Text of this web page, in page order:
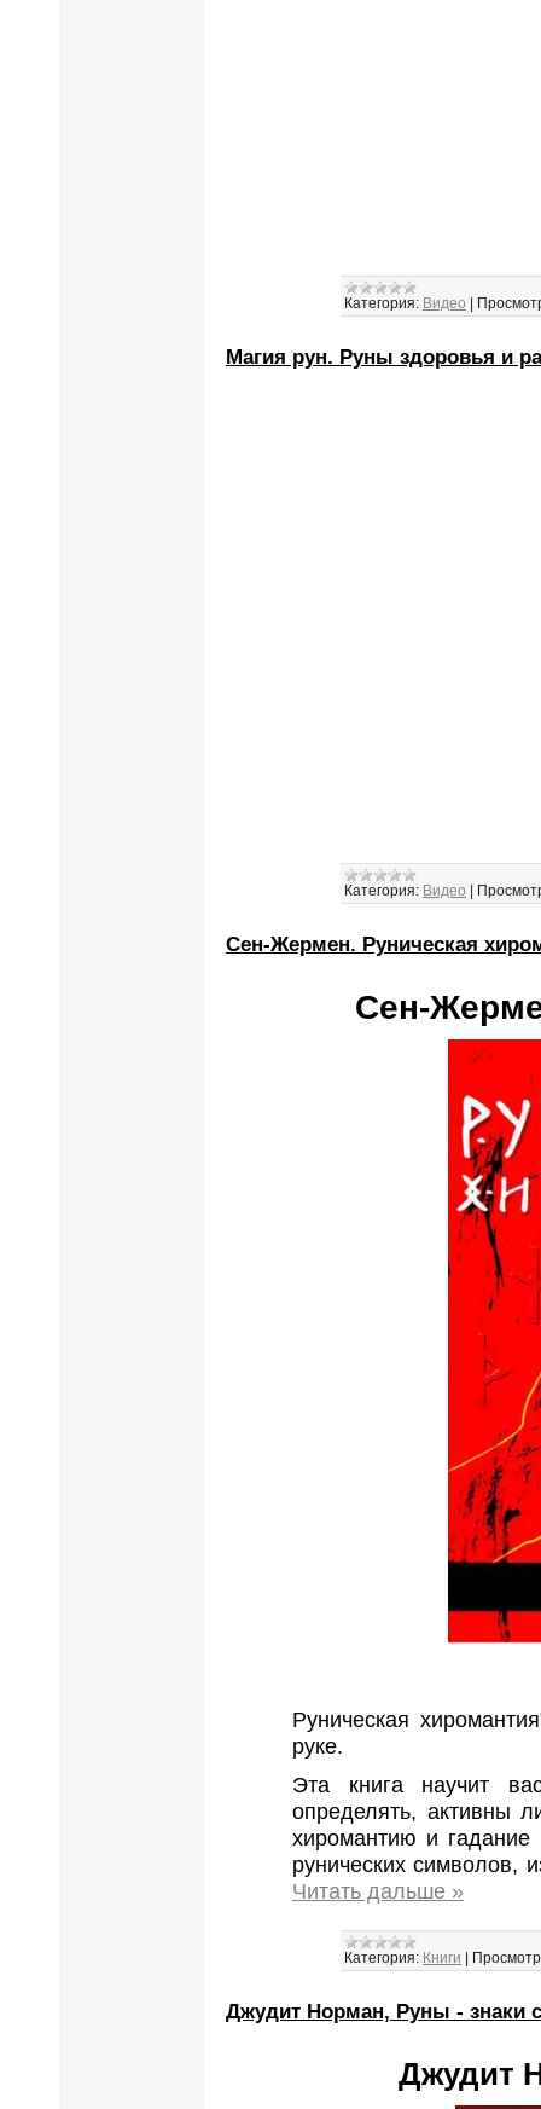
Категория: Видео
Магия рун. Руны здоровья и
Категория: Видео
Сен-Жермен. Руническая
Сен-
Руническая
руке.
Эта книга научит
определять, активны
хиромантию и гадание
рунических символов,
Читать дальше »
Категория: Книги
Джудит Норман, Руны - знаки
Джудит